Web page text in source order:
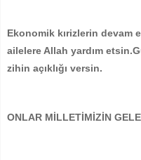
Ekonomik kırizlerin devam
ailelere Allah yardım
zihin açıklığı versin.
ONLAR MİLLETİMİZİN